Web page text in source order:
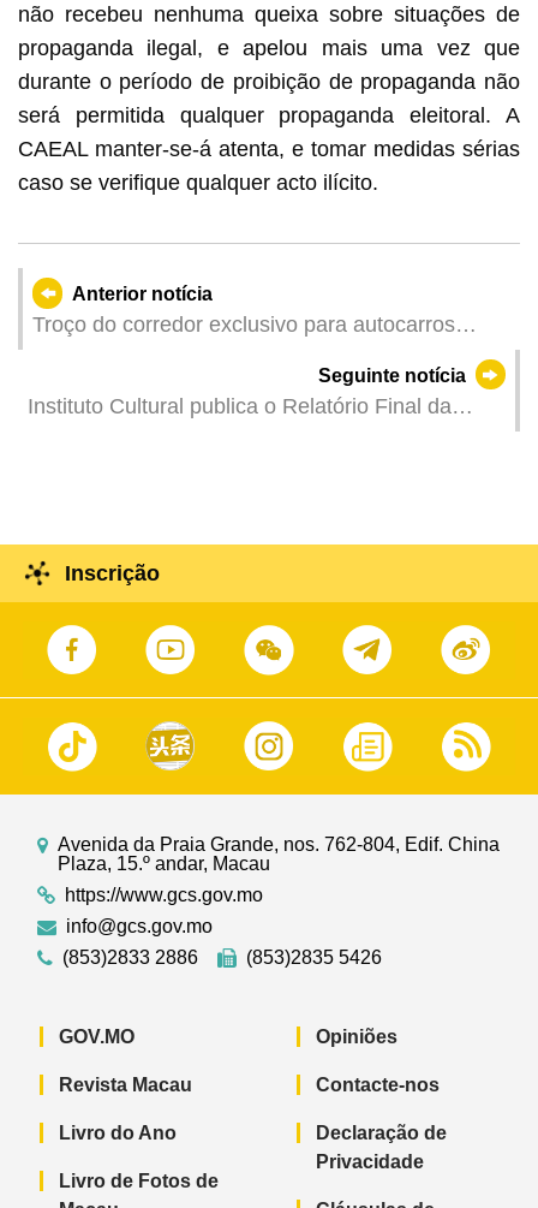
não recebeu nenhuma queixa sobre situações de
propaganda ilegal, e apelou mais uma vez que
durante o período de proibição de propaganda não
será permitida qualquer propaganda eleitoral. A
CAEAL manter-se-á atenta, e tomar medidas sérias
caso se verifique qualquer acto ilícito.
Anterior notícia
Troço do corredor exclusivo para autocarros
serviço a partir de 5 de Julho Apelo à atenção
dos condutores
Seguinte notícia
Instituto Cultural publica o Relatório Final da
Inscrição
Avenida da Praia Grande, nos. 762-804, Edif. China
Plaza, 15.º andar, Macau
https://www.gcs.gov.mo
info@gcs.gov.mo
(853)2833 2886
(853)2835 5426
GOV.MO
Revista Macau
Livro do Ano
Livro de Fotos de
Opiniões
Contacte-nos
Declaração de
Privacidade